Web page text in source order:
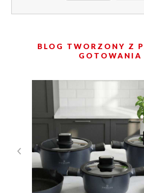
BLOG TWORZONY Z
GOTOWANIA